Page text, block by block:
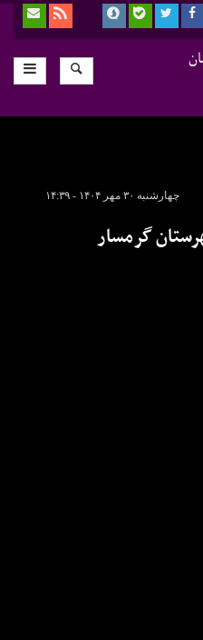
چهارشنبه ۳۰ مهر ۱۴۰۴ - ۱۴:۳۹
گرمسار